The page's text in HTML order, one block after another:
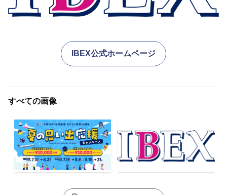
IBEX公式ホームページ
すべての画像